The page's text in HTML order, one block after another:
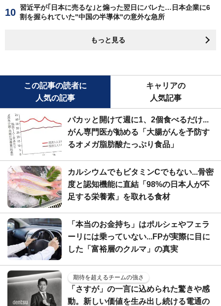
習近平が｢日本に売るな｣と煽った翌日にバレた…日本企業に6
割を握られていた"中国の半導体"の意外な急所
もっと見る
この記事の読者に
人気の記事
キャリアの
人気記事
パカッと開けて週に1、2個食べるだけ...
がん専門医が勧める「大腸がんを予防す
るオメガ脂肪酸たっぷり食品」
カルシウムでもビタミンCでもない...骨密
度と認知機能に直結「98%の日本人が不
足する栄養素」を取れる食材
「本当のお金持ち」はポルシェやフェラ
ーリには乗っていない...FPが実際に目に
した「富裕層のクルマ」の真実
期待を超えるチームの強さ
「さすが」の一言に込められた驚きや感
動。新しい価値を生み出し続ける電通の